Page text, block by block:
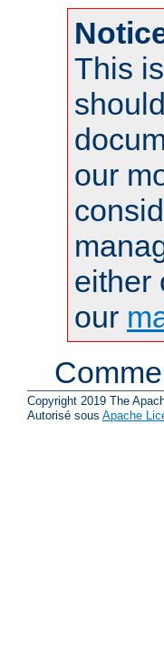
This
our
either
our
Copyright 2019 The
Autorisé sous Apache